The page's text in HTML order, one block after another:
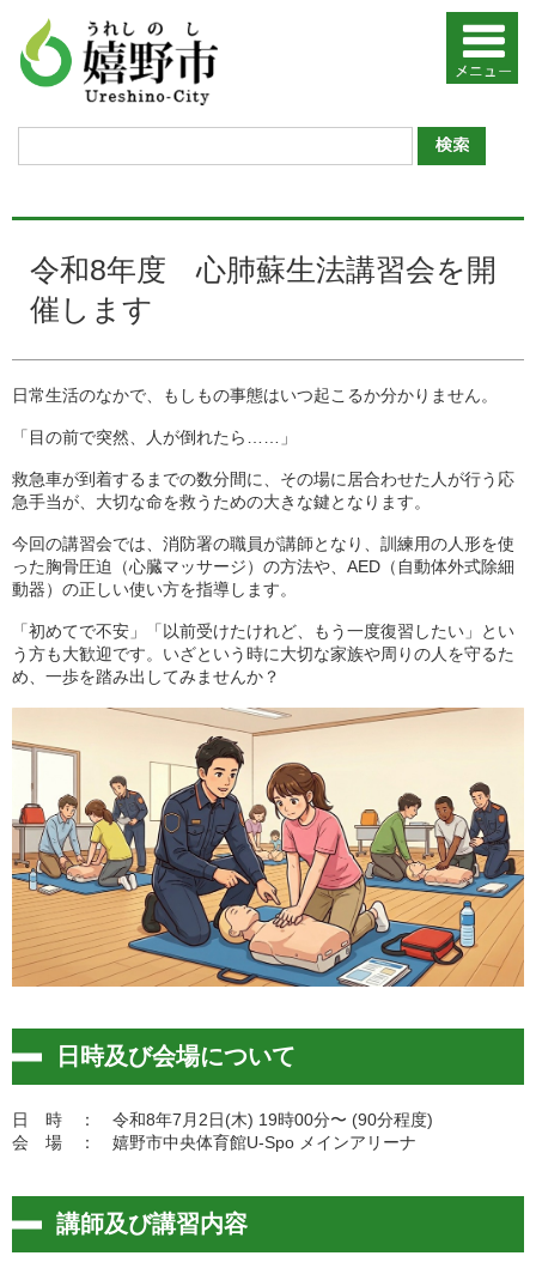
令和8年度 心肺蘇生法講習会を開
催します
日常生活のなかで、もしもの事態はいつ起こるか分かりません。
「目の前で突然、人が倒れたら……」
救急車が到着するまでの数分間に、その場に居合わせた人が行う応
急手当が、大切な命を救うための大きな鍵となります。
今回の講習会では、消防署の職員が講師となり、訓練用の人形を使
った胸骨圧迫（心臓マッサージ）の方法や、AED（自動体外式除細
動器）の正しい使い方を指導します。
「初めてで不安」「以前受けたけれど、もう一度復習したい」とい
う方も大歓迎です。いざという時に大切な家族や周りの人を守るた
め、一歩を踏み出してみませんか？
日時及び会場について
日 時 ： 令和8年7月2日(木) 19時00分〜 (90分程度)
会 場 ： 嬉野市中央体育館U-Spo メインアリーナ
講師及び講習内容